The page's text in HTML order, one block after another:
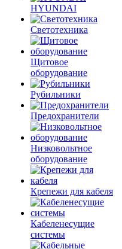
HYUNDAI
Светотехника
Щитовое
оборудование
Рубильники
Предохранители
Низковольтное
оборудование
Крепежи для кабеля
Кабеленесущие
системы